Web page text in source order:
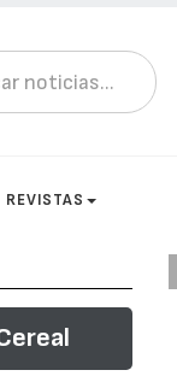
REVISTAS